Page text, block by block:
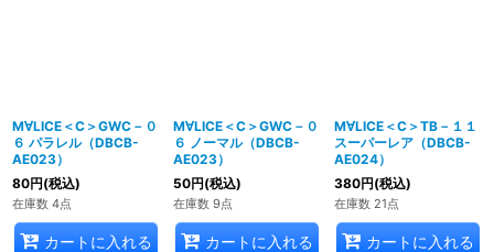
M∀LICE＜C＞GWC－０
６ パラレル（DBCB-
AE023）
80円(税込)
在庫数 4点
カートに入れる
M∀LICE＜C＞GWC－０
６ ノーマル（DBCB-
AE023）
50円(税込)
在庫数 9点
カートに入れる
M∀LICE＜C＞TB－１１
スーパーレア（DBCB-
AE024）
380円(税込)
在庫数 21点
カートに入れる